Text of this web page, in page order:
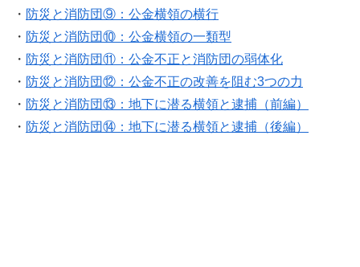
・ 防災と消防団⑨：公金横領の横行
・ 防災と消防団⑩：公金横領の一類型
・ 防災と消防団⑪：公金不正と消防団の弱体化
・ 防災と消防団⑫：公金不正の改善を阻む3つの力
・ 防災と消防団⑬：地下に潜る横領と逮捕（前編）
・ 防災と消防団⑭：地下に潜る横領と逮捕（後編）